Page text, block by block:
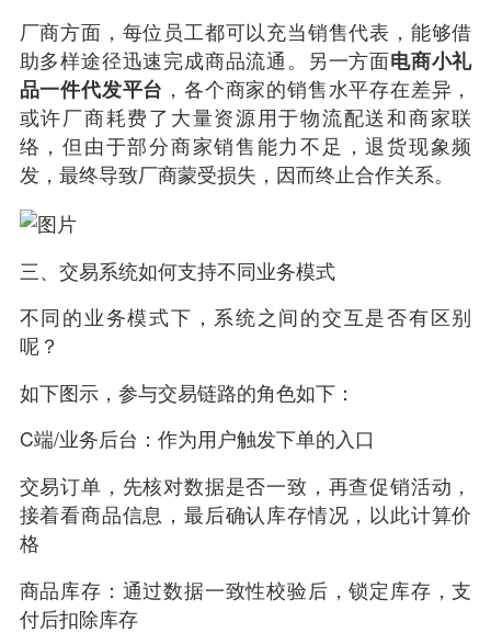
厂商方面，每位员工都可以充当销售代表，能够借
助多样途径迅速完成商品流通。另一方面电商小礼
品一件代发平台 ，各个商家的销售水平存在差异，
或许厂商耗费了大量资源用于物流配送和商家联
络，但由于部分商家销售能力不足，退货现象频
发，最终导致厂商蒙受损失，因而终止合作关系。
三、交易系统如何支持不同业务模式
不同的业务模式下，系统之间的交互是否有区别
呢？
如下图示，参与交易链路的角色如下：
C端/业务后台：作为用户触发下单的入口
交易订单，先核对数据是否一致，再查促销活动，
接着看商品信息，最后确认库存情况，以此计算价
格
商品库存：通过数据一致性校验后，锁定库存，支
付后扣除库存